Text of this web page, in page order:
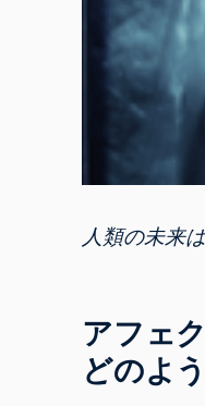
人類の未来
アフェ
どのよ